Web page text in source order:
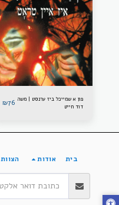
פון א שמייכל ביז ערנסט | משה
דוד חייט
₪76
בית אודות הצוות